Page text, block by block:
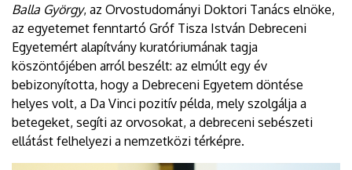
Balla György, az Orvostudományi Doktori Tanács elnöke,
az egyetemet fenntartó Gróf Tisza István Debreceni
Egyetemért alapítvány kuratóriumának tagja
köszöntőjében arról beszélt: az elmúlt egy év
bebizonyította, hogy a Debreceni Egyetem döntése
helyes volt, a Da Vinci pozitív példa, mely szolgálja a
betegeket, segíti az orvosokat, a debreceni sebészeti
ellátást felhelyezi a nemzetközi térképre.